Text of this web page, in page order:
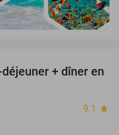
50%
+ dîner en
9.1 star